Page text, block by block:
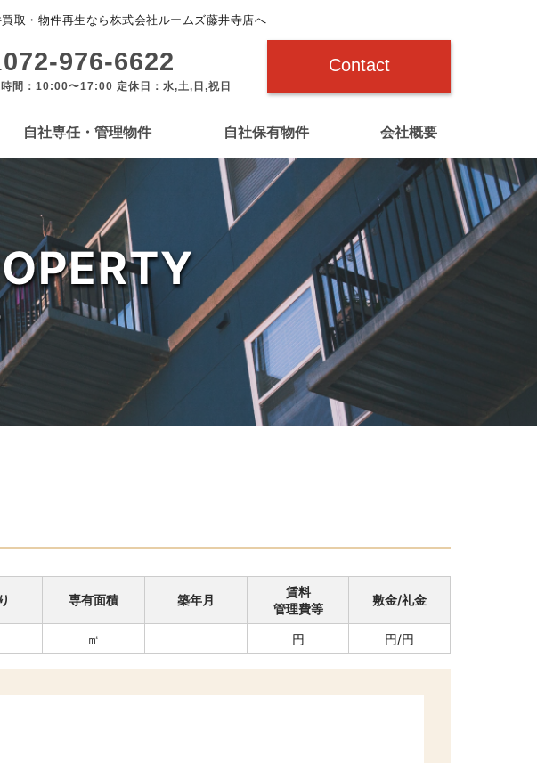
取・物件再生なら株式会社ルームズ藤井寺店へ
072-976-6622
間：10:00〜17:00 定休日：水,土,日,祝日
Contact
自社専任・管理物件 自社保有物件 会社概要
専有面積 築年月
賃料
管理費等
敷金/礼金
㎡ 円 円/円